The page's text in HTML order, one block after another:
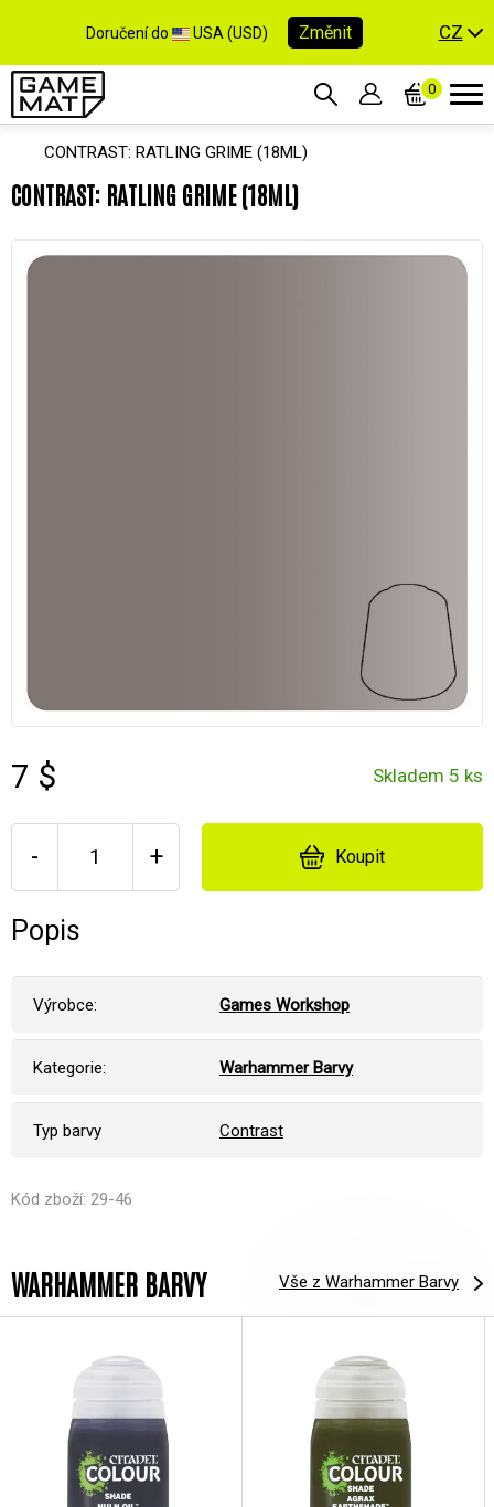
Doručení do USA (USD) Změnit CZ
0
CONTRAST: RATLING GRIME (18ML)
CONTRAST: RATLING GRIME (18ML)
7 $ Skladem 5 ks
- + Koupit
Popis
Výrobce: Games Workshop
Kategorie: Warhammer Barvy
Typ barvy Contrast
Kód zboží: 29-46
WARHAMMER BARVY Vše z Warhammer Barvy